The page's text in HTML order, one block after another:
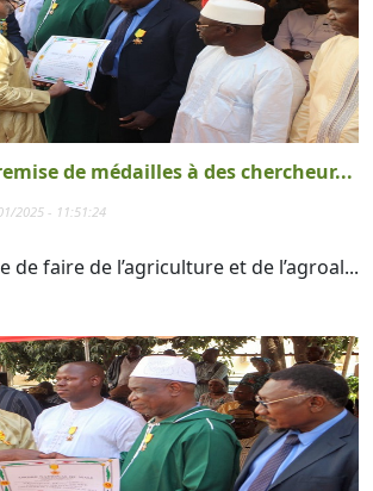
de médailles à des chercheur...
2025 - 11:51:24
de faire de l’agriculture et de l’agroal...